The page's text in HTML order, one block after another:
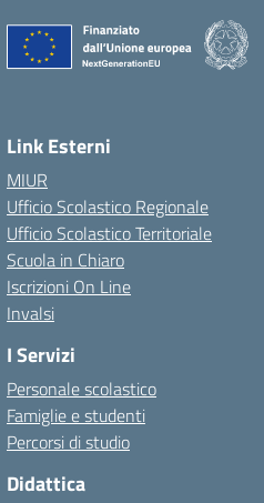
Link Esterni
MIUR
Ufficio Scolastico Regionale
Ufficio Scolastico Territoriale
Scuola in Chiaro
Iscrizioni On Line
Invalsi
I Servizi
Personale scolastico
Famiglie e studenti
Percorsi di studio
Didattica